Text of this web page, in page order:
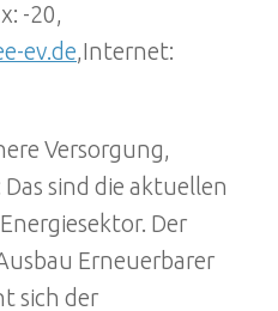
-20,
ev.de,Internet:
Versorgung,
sind die aktuellen
Der
Erneuerbarer
sich der